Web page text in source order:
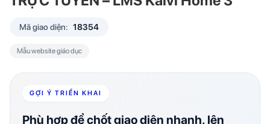
Mã giao diện: 18354
Mẫu website giáo dục
GỢI Ý TRIỂN KHAI
Phù hợp để chốt giao diện nhanh, lên